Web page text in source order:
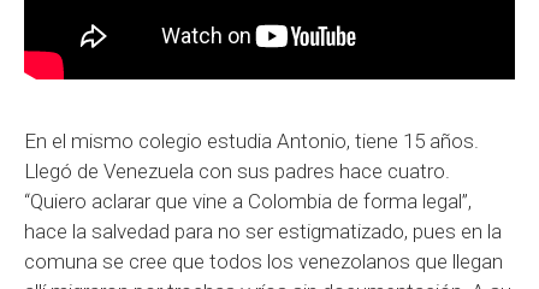
En el mismo colegio estudia Antonio, tiene 15 años.
Llegó de Venezuela con sus padres hace cuatro.
“Quiero aclarar que vine a Colombia de forma legal”,
hace la salvedad para no ser estigmatizado, pues en la
comuna se cree que todos los venezolanos que llegan